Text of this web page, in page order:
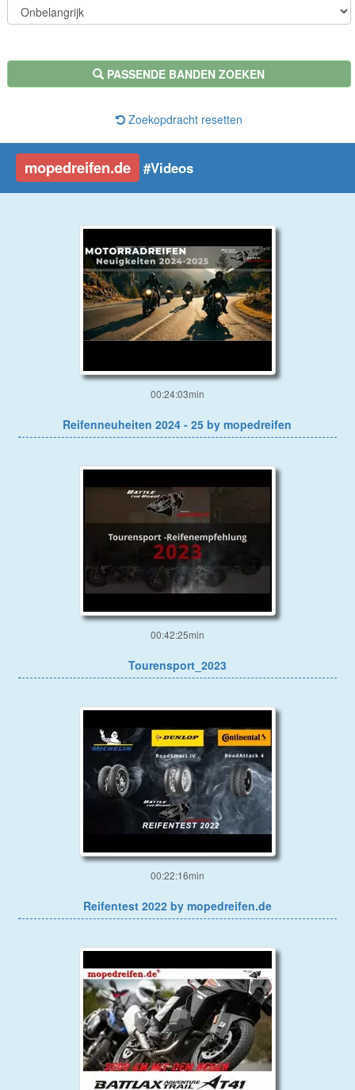
PASSENDE BANDEN ZOEKEN
Zoekopdracht resetten
mopedreifen.de #Videos
00:24:03min
Reifenneuheiten 2024 - 25 by mopedreifen
00:42:25min
Tourensport_2023
00:22:16min
Reifentest 2022 by mopedreifen.de